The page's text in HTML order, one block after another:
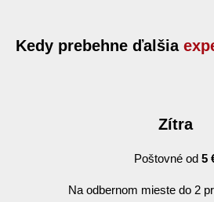
Kedy prebehne ďalšia
Zítra
Poštovné od 5
Na odbernom mieste do 2